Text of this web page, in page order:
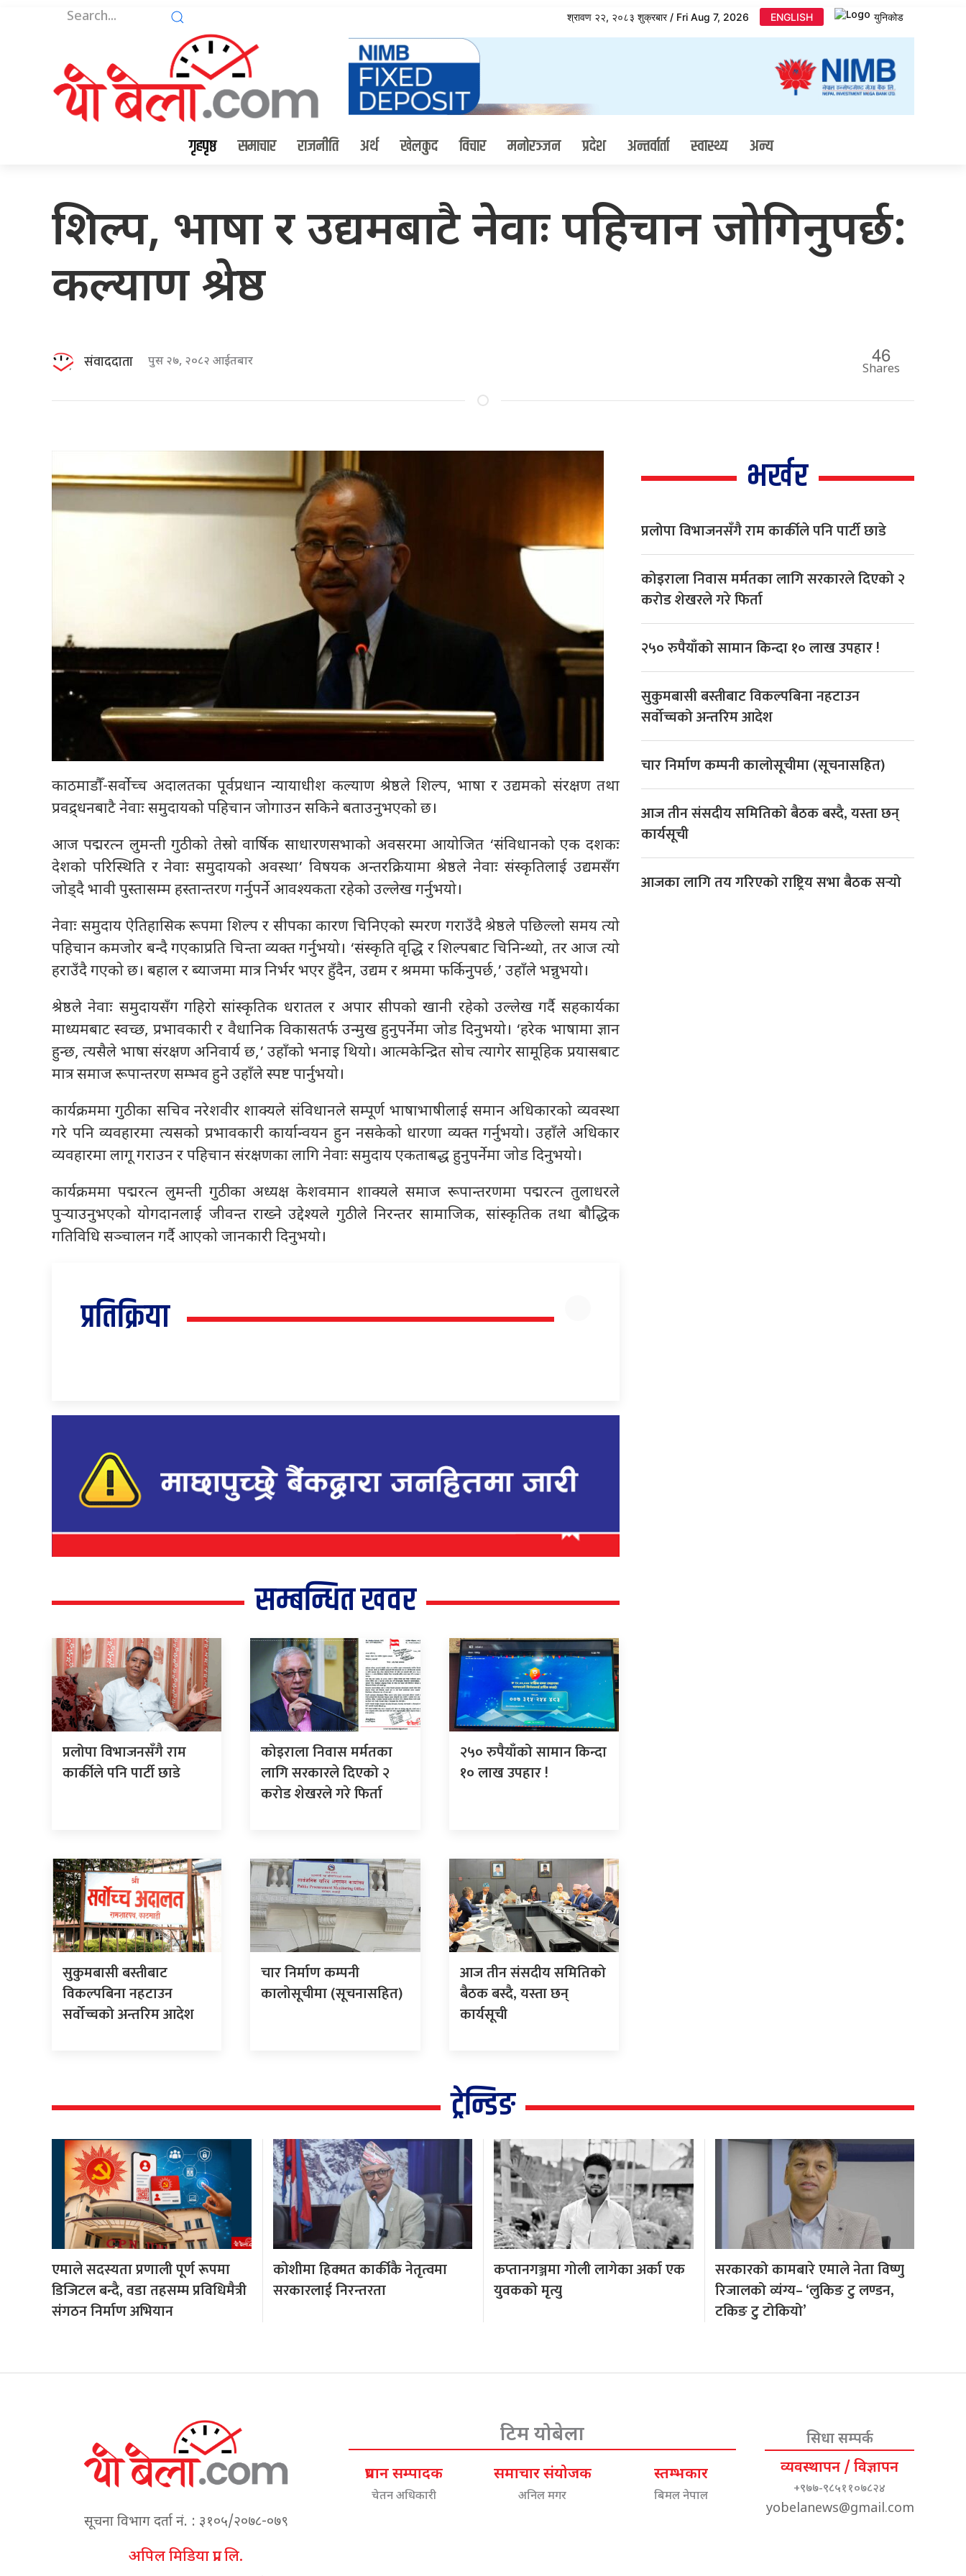
श्रावण २२, २०८३ शुक्रबार / Fri Aug 7, 2026 ENGLISH युनिकोड
गृहपृष्ठ समाचार राजनीति अर्थ खेलकुद विचार मनोरञ्जन प्रदेश अन्तर्वार्ता स्वास्थ्य अन्य
शिल्प, भाषा र उद्यमबाटै नेवाः पहिचान जोगिनुपर्छ:
कल्याण श्रेष्ठ
संवाददाता पुस २७, २०८२ आईतबार 46
Shares
काठमाडौँ-सर्वोच्च अदालतका पूर्वप्रधान न्यायाधीश कल्याण श्रेष्ठले शिल्प, भाषा र उद्यमको संरक्षण तथा
प्रवद्र्धनबाटै नेवाः समुदायको पहिचान जोगाउन सकिने बताउनुभएको छ।
आज पद्मरत्न लुमन्ती गुठीको तेस्रो वार्षिक साधारणसभाको अवसरमा आयोजित ‘संविधानको एक दशकः
देशको परिस्थिति र नेवाः समुदायको अवस्था’ विषयक अन्तरक्रियामा श्रेष्ठले नेवाः संस्कृतिलाई उद्यमसँग
जोड्दै भावी पुस्तासम्म हस्तान्तरण गर्नुपर्ने आवश्यकता रहेको उल्लेख गर्नुभयो।
नेवाः समुदाय ऐतिहासिक रूपमा शिल्प र सीपका कारण चिनिएको स्मरण गराउँदै श्रेष्ठले पछिल्लो समय त्यो
पहिचान कमजोर बन्दै गएकाप्रति चिन्ता व्यक्त गर्नुभयो। ‘संस्कृति वृद्धि र शिल्पबाट चिनिन्थ्यो, तर आज त्यो
हराउँदै गएको छ। बहाल र ब्याजमा मात्र निर्भर भएर हुँदैन, उद्यम र श्रममा फर्किनुपर्छ,’ उहाँले भन्नुभयो।
श्रेष्ठले नेवाः समुदायसँग गहिरो सांस्कृतिक धरातल र अपार सीपको खानी रहेको उल्लेख गर्दै सहकार्यका
माध्यमबाट स्वच्छ, प्रभावकारी र वैधानिक विकासतर्फ उन्मुख हुनुपर्नेमा जोड दिनुभयो। ‘हरेक भाषामा ज्ञान
हुन्छ, त्यसैले भाषा संरक्षण अनिवार्य छ,’ उहाँको भनाइ थियो। आत्मकेन्द्रित सोच त्यागेर सामूहिक प्रयासबाट
मात्र समाज रूपान्तरण सम्भव हुने उहाँले स्पष्ट पार्नुभयो।
कार्यक्रममा गुठीका सचिव नरेशवीर शाक्यले संविधानले सम्पूर्ण भाषाभाषीलाई समान अधिकारको व्यवस्था
गरे पनि व्यवहारमा त्यसको प्रभावकारी कार्यान्वयन हुन नसकेको धारणा व्यक्त गर्नुभयो। उहाँले अधिकार
व्यवहारमा लागू गराउन र पहिचान संरक्षणका लागि नेवाः समुदाय एकताबद्ध हुनुपर्नेमा जोड दिनुभयो।
कार्यक्रममा पद्मरत्न लुमन्ती गुठीका अध्यक्ष केशवमान शाक्यले समाज रूपान्तरणमा पद्मरत्न तुलाधरले
पुर्‍याउनुभएको योगदानलाई जीवन्त राख्ने उद्देश्यले गुठीले निरन्तर सामाजिक, सांस्कृतिक तथा बौद्धिक
गतिविधि सञ्चालन गर्दै आएको जानकारी दिनुभयो।
प्रतिक्रिया
सम्बन्धित खवर
प्रलोपा विभाजनसँगै राम
कार्कीले पनि पार्टी छाडे
कोइराला निवास मर्मतका
लागि सरकारले दिएको २
करोड शेखरले गरे फिर्ता
२५० रुपैयाँको सामान किन्दा
१० लाख उपहार !
सुकुमबासी बस्तीबाट
विकल्पबिना नहटाउन
सर्वोच्चको अन्तरिम आदेश
चार निर्माण कम्पनी
कालोसूचीमा (सूचनासहित)
आज तीन संसदीय समितिको
बैठक बस्दै, यस्ता छन्
कार्यसूची
भर्खर
प्रलोपा विभाजनसँगै राम कार्कीले पनि पार्टी छाडे
कोइराला निवास मर्मतका लागि सरकारले दिएको २
करोड शेखरले गरे फिर्ता
२५० रुपैयाँको सामान किन्दा १० लाख उपहार !
सुकुमबासी बस्तीबाट विकल्पबिना नहटाउन
सर्वोच्चको अन्तरिम आदेश
चार निर्माण कम्पनी कालोसूचीमा (सूचनासहित)
आज तीन संसदीय समितिको बैठक बस्दै, यस्ता छन्
कार्यसूची
आजका लागि तय गरिएको राष्ट्रिय सभा बैठक सर्‍यो
ट्रेन्डिङ
एमाले सदस्यता प्रणाली पूर्ण रूपमा
डिजिटल बन्दै, वडा तहसम्म प्रविधिमैत्री
संगठन निर्माण अभियान
कोशीमा हिक्मत कार्कीकै नेतृत्वमा
सरकारलाई निरन्तरता
कप्तानगञ्जमा गोली लागेका अर्का एक
युवकको मृत्यु
सरकारको कामबारे एमाले नेता विष्णु
रिजालको व्यंग्य– ‘लुकिङ टु लण्डन,
टकिङ टु टोकियो’
सूचना विभाग दर्ता नं. : ३१०५/२०७८-०७९
अपिल मिडिया प्रा. लि.
टिम योबेला
प्रधान सम्पादक
चेतन अधिकारी
समाचार संयोजक
अनिल मगर
स्तम्भकार
बिमल नेपाल
सिधा सम्पर्क
व्यवस्थापन / विज्ञापन
+९७७-९८५११०७८२४
yobelanews@gmail.com